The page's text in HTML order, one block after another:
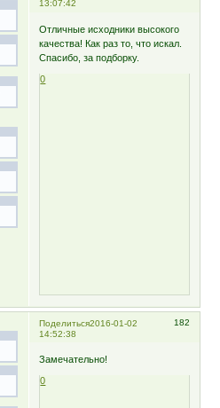
13:07:42
Отличные исходники высокого
качества! Как раз то, что искал.
Спасибо, за подборку.
0
Поделиться 182
2016-01-02
14:52:38
Замечательно!
0